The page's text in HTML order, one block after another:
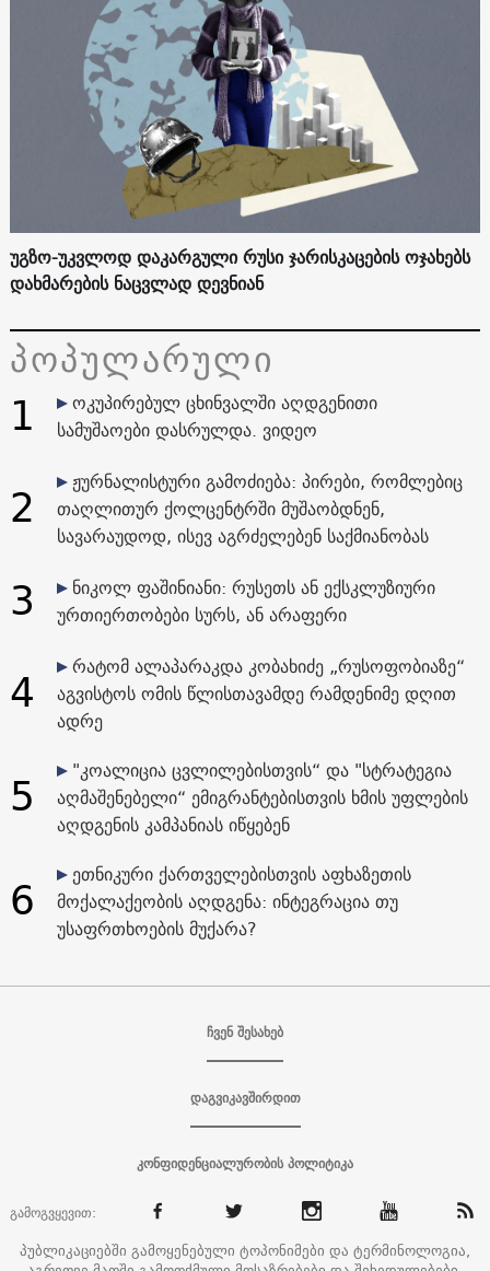
უგზო-უკვლოდ დაკარგული რუსი ჯარისკაცების ოჯახებს
დახმარების ნაცვლად დევნიან
პოპულარული
1
ოკუპირებულ ცხინვალში აღდგენითი
სამუშაოები დასრულდა. ვიდეო
2
ჟურნალისტური გამოძიება: პირები, რომლებიც
თაღლითურ ქოლცენტრში მუშაობდნენ,
სავარაუდოდ, ისევ აგრძელებენ საქმიანობას
3
ნიკოლ ფაშინიანი: რუსეთს ან ექსკლუზიური
ურთიერთობები სურს, ან არაფერი
4
რატომ ალაპარაკდა კობახიძე „რუსოფობიაზე“
აგვისტოს ომის წლისთავამდე რამდენიმე დღით
ადრე
5
"კოალიცია ცვლილებისთვის“ და "სტრატეგია
აღმაშენებელი“ ემიგრანტებისთვის ხმის უფლების
აღდგენის კამპანიას იწყებენ
6
ეთნიკური ქართველებისთვის აფხაზეთის
მოქალაქეობის აღდგენა: ინტეგრაცია თუ
უსაფრთხოების მუქარა?
ჩვენ შესახებ
დაგვიკავშირდით
კონფიდენციალურობის პოლიტიკა
გამოგვყევით:
პუბლიკაციებში გამოყენებული ტოპონიმები და ტერმინოლოგია,